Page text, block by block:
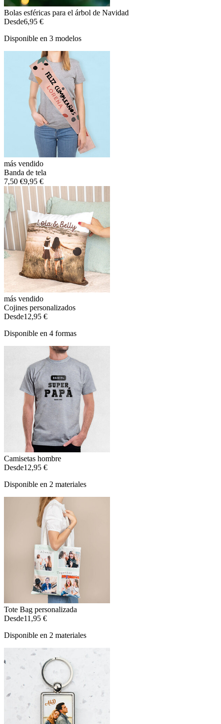
Bolas esféricas para el árbol de Navidad
Desde6,95 €
Disponible en 3 modelos
más vendido
Banda de tela
7,50 €9,95 €
más vendido
Cojines personalizados
Desde12,95 €
Disponible en 4 formas
Camisetas hombre
Desde12,95 €
Disponible en 2 materiales
Tote Bag personalizada
Desde11,95 €
Disponible en 2 materiales